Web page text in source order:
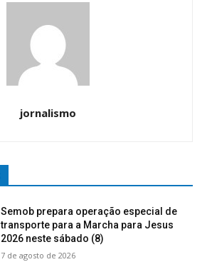
jornalismo
Semob prepara operação especial de
transporte para a Marcha para Jesus
2026 neste sábado (8)
7 de agosto de 2026